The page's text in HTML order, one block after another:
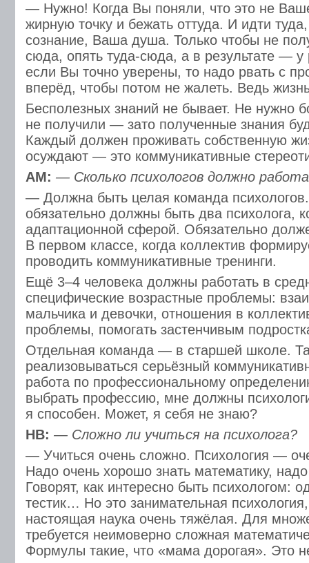
— Нужно! Когда Вы поняли, что это не
жирную точку и бежать оттуда. И идти
сознание, Ваша душа. Только чтобы не
сюда, опять туда-сюда, а в результате — у
если Вы точно уверены, то надо рвать с
вперёд, чтобы потом не жалеть. Ведь
Бесполезных знаний не бывает. Не нужно
не получили — зато полученные знания
Каждый должен проживать собственную
осуждают — это коммуникативные
АМ: — Сколько психологов должно
— Должна быть целая команда
обязательно должны быть два психолога,
адаптационной сферой. Обязательно
В первом классе, когда коллектив
проводить коммуникативные тренинги.
Ещё 3–4 человека должны работать в
специфические возрастные проблемы:
мальчика и девочки, отношения в
проблемы, помогать застенчивым
Отдельная команда — в старшей школе.
реализовываться серьёзный
работа по профессиональному
выбрать профессию, мне должны
я способен. Может, я себя не знаю?
НВ: — Сложно ли учиться на психолога?
— Учиться очень сложно. Психология —
Надо очень хорошо знать математику,
Говорят, как интересно быть психологом:
тестик… Но это занимательная
настоящая наука очень тяжёлая. Для
требуется неимоверно сложная
Формулы такие, что «мама дорогая». Это